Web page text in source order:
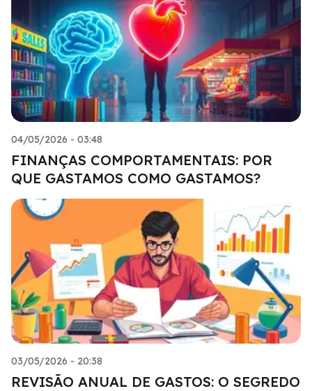
04/05/2026 - 03:48
FINANÇAS COMPORTAMENTAIS: POR
QUE GASTAMOS COMO GASTAMOS?
03/05/2026 - 20:38
REVISÃO ANUAL DE GASTOS: O SEGREDO